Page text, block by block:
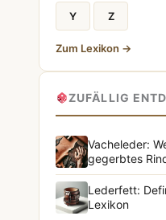
Y Z
Zum Lexikon →
ZUFÄLLIG
Vacheleder:
gegerbtes
Lederfett:
Lexikon